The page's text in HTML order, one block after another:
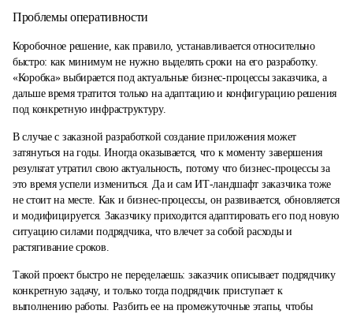
Проблемы оперативности
Коробочное решение, как правило, устанавливается относительно
быстро: как минимум не нужно выделять сроки на его разработку.
«Коробка» выбирается под актуальные бизнес-процессы заказчика, а
дальше время тратится только на адаптацию и конфигурацию решения
под конкретную инфраструктуру.
В случае с заказной разработкой создание приложения может
затянуться на годы. Иногда оказывается, что к моменту завершения
результат утратил свою актуальность, потому что бизнес-процессы за
это время успели измениться. Да и сам ИТ-ландшафт заказчика тоже
не стоит на месте. Как и бизнес-процессы, он развивается, обновляется
и модифицируется. Заказчику приходится адаптировать его под новую
ситуацию силами подрядчика, что влечет за собой расходы и
растягивание сроков.
Такой проект быстро не переделаешь: заказчик описывает подрядчику
конкретную задачу, и только тогда подрядчик приступает к
выполнению работы. Разбить ее на промежуточные этапы, чтобы